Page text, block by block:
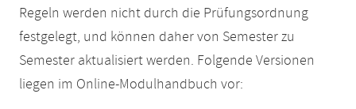
Regeln werden nicht durch die Prüfungsordnung
festgelegt, und können daher von Semester zu
Semester aktualisiert werden. Folgende Versionen
liegen im Online-Modulhandbuch vor: